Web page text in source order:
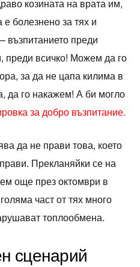
козината на врата им,
болезнено за тях и
възпитанието преди
преди всичко! Можем да го
за да не цапа килима в
да го накажем! А би могло
за добро възпитание.
да не прави това, което
Прекланяйки се на
още през октомври в
част от тях много
топлообмена.
сценарий